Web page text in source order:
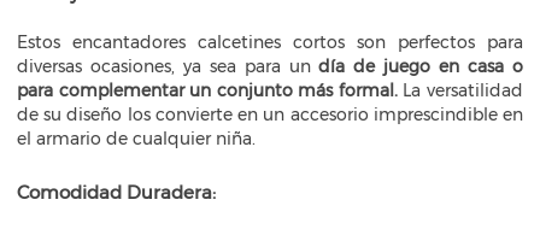
Estos encantadores calcetines cortos son perfectos para
diversas ocasiones, ya sea para undía de juego en casa o
para complementar un conjunto más formal.La versatilidad
de su diseño los convierte en un accesorio imprescindible en
el armario de cualquier niña.
Comodidad Duradera: